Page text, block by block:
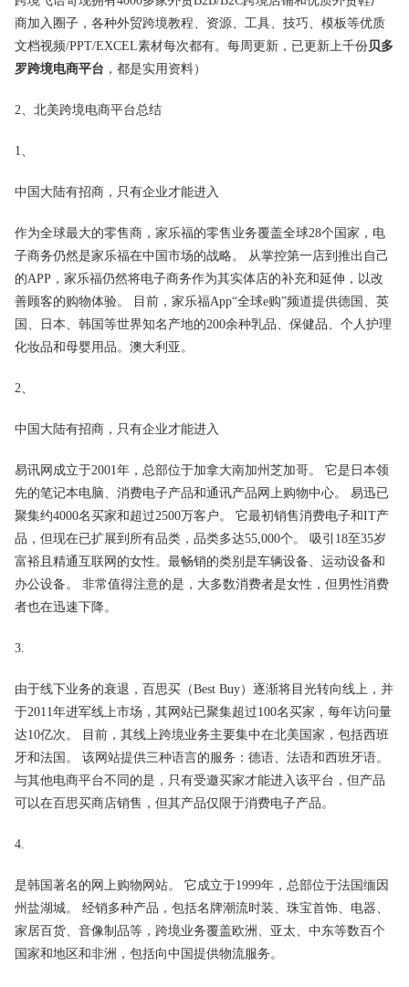
商加入圈子，各种外贸跨境教程、资源、工具、技巧、模板等优质
文档视频/PPT/EXCEL素材每次都有。每周更新，已更新上千份贝多
罗跨境电商平台 ，都是实用资料）
2、北美跨境电商平台总结
1、
中国大陆有招商，只有企业才能进入
作为全球最大的零售商，家乐福的零售业务覆盖全球28个国家，电
子商务仍然是家乐福在中国市场的战略。 从掌控第一店到推出自己
的APP，家乐福仍然将电子商务作为其实体店的补充和延伸，以改
善顾客的购物体验。 目前，家乐福App“全球e购”频道提供德国、英
国、日本、韩国等世界知名产地的200余种乳品、保健品、个人护理
化妆品和母婴用品。澳大利亚。
2、
中国大陆有招商，只有企业才能进入
易讯网成立于2001年，总部位于加拿大南加州芝加哥。 它是日本领
先的笔记本电脑、消费电子产品和通讯产品网上购物中心。 易迅已
聚集约4000名买家和超过2500万客户。 它最初销售消费电子和IT产
品，但现在已扩展到所有品类，品类多达55,000个。 吸引18至35岁
富裕且精通互联网的女性。最畅销的类别是车辆设备、运动设备和
办公设备。 非常值得注意的是，大多数消费者是女性，但男性消费
者也在迅速下降。
3.
由于线下业务的衰退，百思买（Best Buy）逐渐将目光转向线上，并
于2011年进军线上市场，其网站已聚集超过100名买家，每年访问量
达10亿次。 目前，其线上跨境业务主要集中在北美国家，包括西班
牙和法国。 该网站提供三种语言的服务：德语、法语和西班牙语。
与其他电商平台不同的是，只有受邀买家才能进入该平台，但产品
可以在百思买商店销售，但其产品仅限于消费电子产品。
4.
是韩国著名的网上购物网站。 它成立于1999年，总部位于法国缅因
州盐湖城。 经销多种产品，包括名牌潮流时装、珠宝首饰、电器、
家居百货、音像制品等，跨境业务覆盖欧洲、亚太、中东等数百个
国家和地区和非洲，包括向中国提供物流服务。